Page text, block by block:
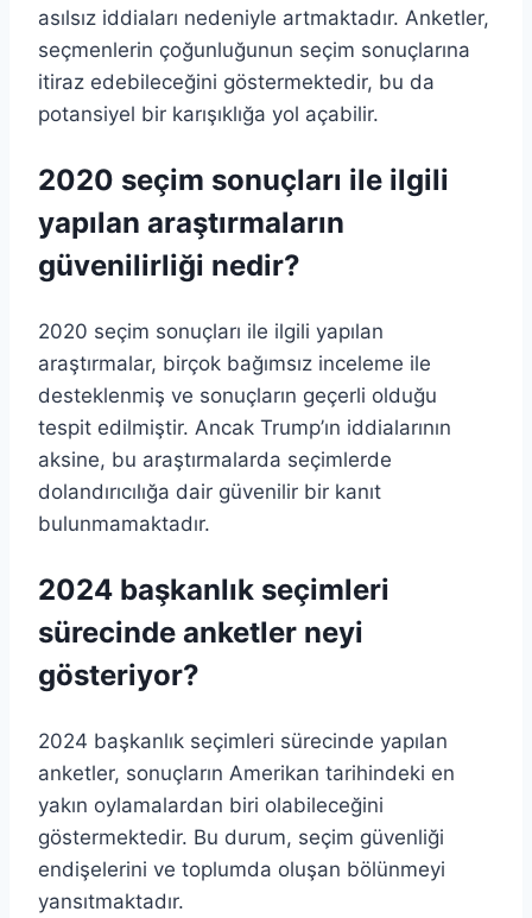
asılsız iddiaları nedeniyle artmaktadır. Anketler,
seçmenlerin çoğunluğunun seçim sonuçlarına
itiraz edebileceğini göstermektedir, bu da
potansiyel bir karışıklığa yol açabilir.
2020 seçim sonuçları ile ilgili
yapılan araştırmaların
güvenilirliği nedir?
2020 seçim sonuçları ile ilgili yapılan
araştırmalar, birçok bağımsız inceleme ile
desteklenmiş ve sonuçların geçerli olduğu
tespit edilmiştir. Ancak Trump’ın iddialarının
aksine, bu araştırmalarda seçimlerde
dolandırıcılığa dair güvenilir bir kanıt
bulunmamaktadır.
2024 başkanlık seçimleri
sürecinde anketler neyi
gösteriyor?
2024 başkanlık seçimleri sürecinde yapılan
anketler, sonuçların Amerikan tarihindeki en
yakın oylamalardan biri olabileceğini
göstermektedir. Bu durum, seçim güvenliği
endişelerini ve toplumda oluşan bölünmeyi
yansıtmaktadır.